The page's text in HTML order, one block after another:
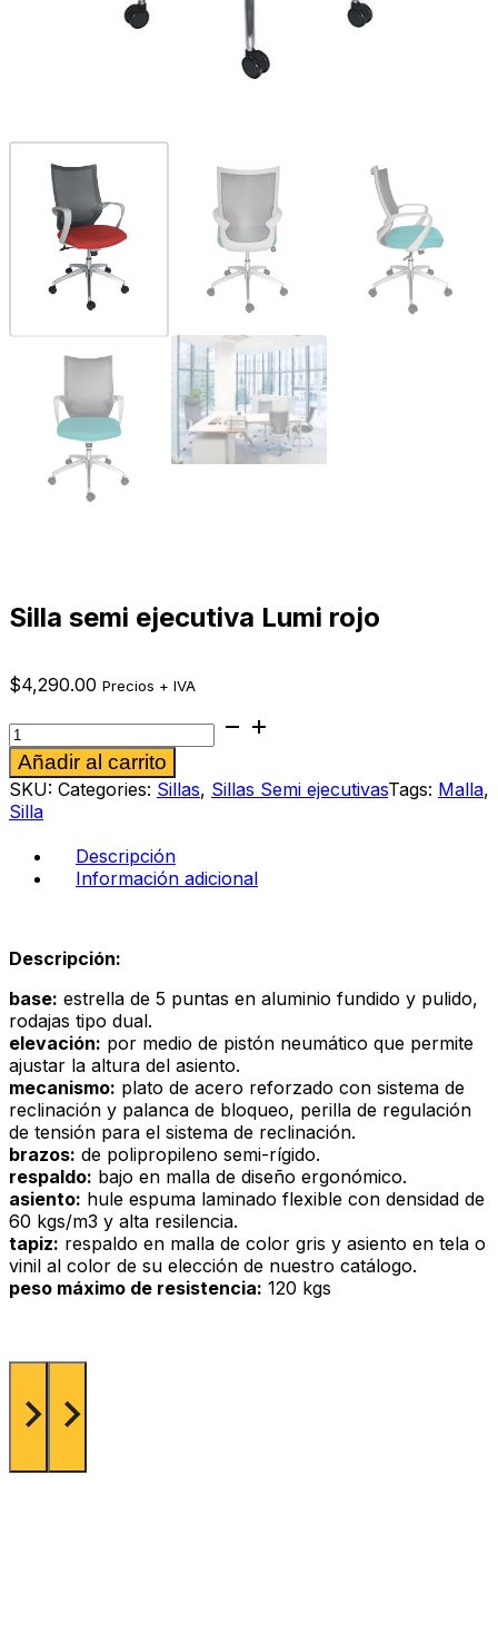
Silla semi ejecutiva Lumi rojo
$4,290.00 Precios + IVA
Silla
semi
ejecutiva
Lumi
rojo
cantidad
Añadir al carrito
SKU: Categories: Sillas, Sillas Semi ejecutivasTags: Malla,
Silla
Descripción
Información adicional
Descripción:
base: estrella de 5 puntas en aluminio fundido y pulido,
rodajas tipo dual.
elevación: por medio de pistón neumático que permite
ajustar la altura del asiento.
mecanismo: plato de acero reforzado con sistema de
reclinación y palanca de bloqueo, perilla de regulación
de tensión para el sistema de reclinación.
brazos: de polipropileno semi-rígido.
respaldo: bajo en malla de diseño ergonómico.
asiento: hule espuma laminado flexible con densidad de
60 kgs/m3 y alta resilencia.
tapiz: respaldo en malla de color gris y asiento en tela o
vinil al color de su elección de nuestro catálogo.
peso máximo de resistencia: 120 kgs